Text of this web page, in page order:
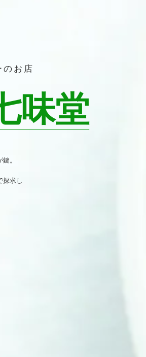
のお店
味堂
。
探求し